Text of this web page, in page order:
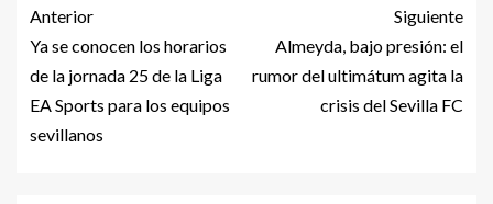
Anterior
Ya se conocen los horarios
de la jornada 25 de la Liga
EA Sports para los equipos
sevillanos
Siguiente
Almeyda, bajo presión: el
rumor del ultimátum agita la
crisis del Sevilla FC